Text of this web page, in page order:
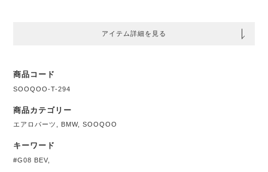
アイテム詳細を見る
商品コード
SOOQOO-T-294
商品カテゴリー
エアロパーツ BMW,SOOQOO
キーワード
#G08 BEV